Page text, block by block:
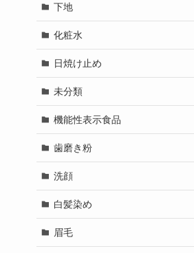
下地
化粧水
日焼け止め
未分類
機能性表示食品
歯磨き粉
洗顔
白髪染め
眉毛